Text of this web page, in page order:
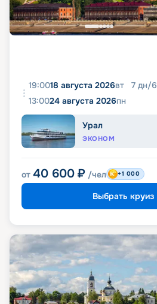
19:0018 августа 2026вт 7 дн/6
13:0024 августа 2026пн
Урал
ЭКОНОМ
от 40 600 ₽ /чел +1 000
Выбрать круиз